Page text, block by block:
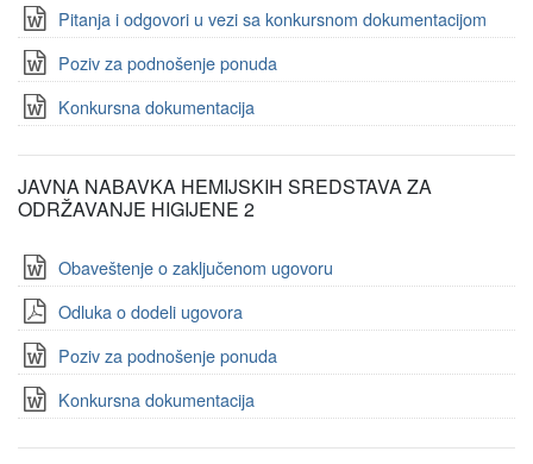
Pitanja i odgovori u vezi sa konkursnom dokumentacijom
Poziv za podnošenje ponuda
Konkursna dokumentacija
JAVNA NABAVKA HEMIJSKIH SREDSTAVA ZA
ODRŽAVANJE HIGIJENE 2
Obaveštenje o zaključenom ugovoru
Odluka o dodeli ugovora
Poziv za podnošenje ponuda
Konkursna dokumentacija